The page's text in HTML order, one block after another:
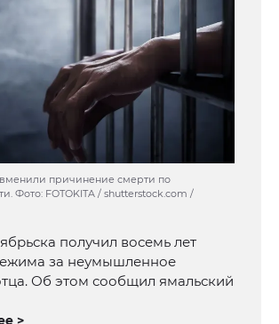
причинение смерти по
Фото: FOTOKITA / shutterstock.com /
получил восемь лет
за неумышленное
Об этом сообщил ямальский
>